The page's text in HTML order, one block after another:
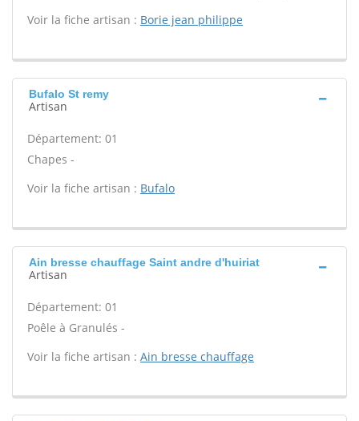
Voir la fiche artisan : Borie jean philippe
Bufalo St remy
Artisan
Département: 01
Chapes -
Voir la fiche artisan : Bufalo
Ain bresse chauffage Saint andre d'huiriat
Artisan
Département: 01
Poêle à Granulés -
Voir la fiche artisan : Ain bresse chauffage